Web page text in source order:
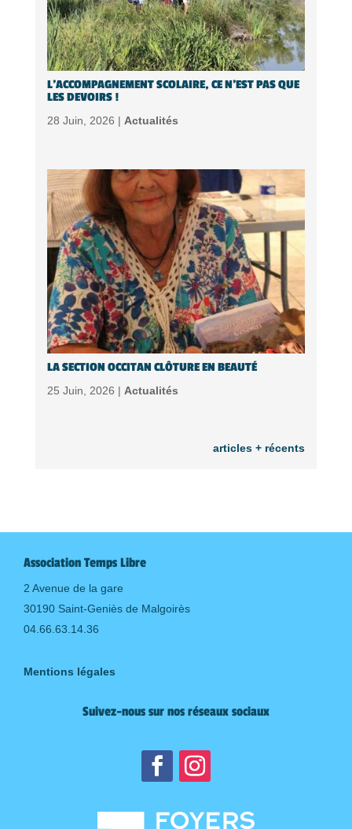
L’ACCOMPAGNEMENT SCOLAIRE, CE N’EST PAS QUE
LES DEVOIRS !
28 Juin, 2026 | Actualités
LA SECTION OCCITAN CLÔTURE EN BEAUTÉ
25 Juin, 2026 | Actualités
articles + récents
Association Temps Libre
2 Avenue de la gare
30190 Saint-Geniès de Malgoirès
04.66.63.14.36
Mentions légales
Suivez-nous sur nos réseaux sociaux